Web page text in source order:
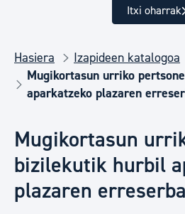
Itxi oharrak
Hasiera
Izapideen katalogoa
Mugikortasun urriko
aparkatzeko plazaren
Mugikortasun
bizilekutik hurbil
plazaren erreserba